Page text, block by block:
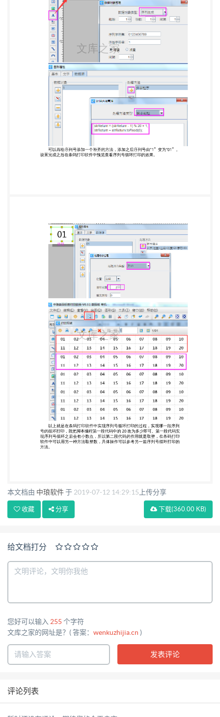
本文档由 中琅软件于 2019-07-12 14:29:15 上传分享
下载(360.00 KB)
收藏 分享
给文档打分
您好可以输入 255 个字符
文库之家的网址是？( 答案： wenkuzhijia.cn )
评论列表